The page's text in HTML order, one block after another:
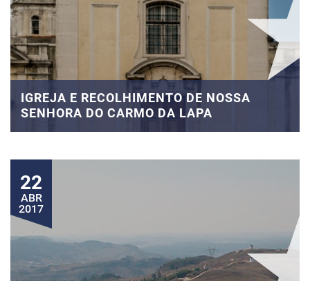
IGREJA E RECOLHIMENTO DE NOSSA
SENHORA DO CARMO DA LAPA
22
ABR
2017